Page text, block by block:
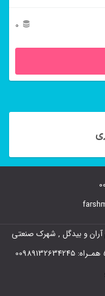
0
و بیدگل , شهرک صنعتی
سلیمان صباحی , انتهای بلوار یک , بعد از فرعی 5 همـراه: 00989132634245